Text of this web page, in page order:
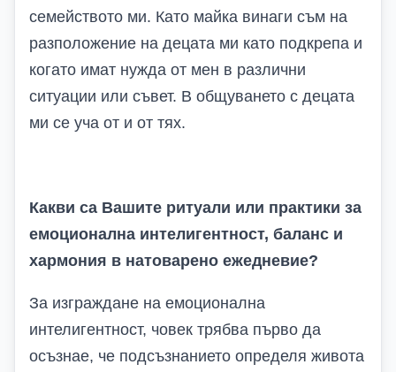
семейството ми. Като майка винаги съм на
разположение на децата ми като подкрепа и
когато имат нужда от мен в различни
ситуации или съвет. В общуването с децата
ми се уча от и от тях.
Какви са Вашите ритуали или практики за
емоционална интелигентност, баланс и
хармония в натоварено ежедневие?
За изграждане на емоционална
интелигентност, човек трябва първо да
осъзнае, че подсъзнанието определя живота